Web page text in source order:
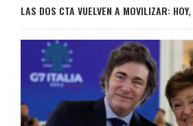
LAS DOS CTA VUELVEN A MOVILIZAR: